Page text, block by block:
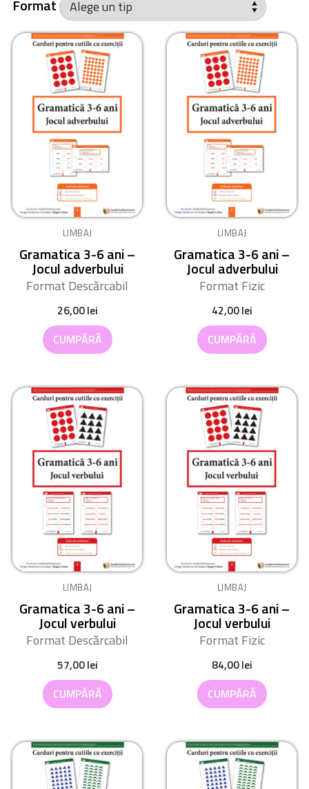
Format
LIMBAJ
Gramatica 3-6 ani –
Jocul adverbului
Format Descărcabil
26,00lei
CUMPĂRĂ
LIMBAJ
Gramatica 3-6 ani –
Jocul adverbului
Format Fizic
42,00lei
CUMPĂRĂ
LIMBAJ
Gramatica 3-6 ani –
Jocul verbului
Format Descărcabil
57,00lei
CUMPĂRĂ
LIMBAJ
Gramatica 3-6 ani –
Jocul verbului
Format Fizic
84,00lei
CUMPĂRĂ